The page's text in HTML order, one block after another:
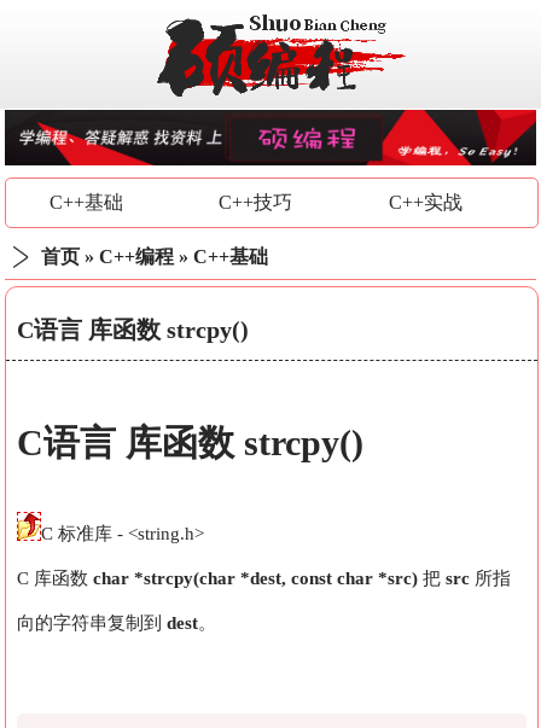
C++基础 C++技巧 C++实战
首页 »C++编程 »C++基础
C语言 库函数 strcpy()
C语言 库函数 strcpy()
C 标准库 - <string.h>
C 库函数char *strcpy(char *dest, const char *src) 把src 所指
向的字符串复制到dest。